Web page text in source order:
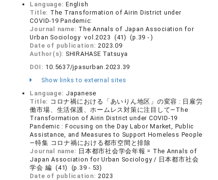
Language:English
Title: The Transformation of Airin District under
COVID-19 Pandemic:
Journal name: The Annals of Japan Association for
Urban Sociology vol.2023 (41) (p.39 - )
Date of publication:2023.09
Author(s): SHIRAHASE Tatsuya
DOI: 10.5637/jpasurban.2023.39
Show links to external sites
Language: Japanese
Title: コロナ禍における「あいりん地区」の変容 : 日雇労
働市場、生活保護、ホームレス対策に注目して—The
Transformation of Airin District under COVID-19
Pandemic : Focusing on the Day Labor Market, Public
Assistance, and Measures to Support Homeless People
—特集 コロナ禍における都市空間と排除
Journal name: 日本都市社会学会年報 = The Annals of
Japan Association for Urban Sociology / 日本都市社会
学会 編 (41) (p.39 - 53)
Date of publication:2023